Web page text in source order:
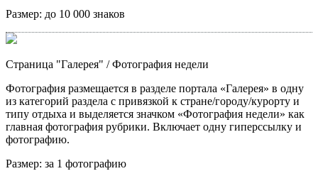
Размер: до 10 000 знаков
Страница "Галерея" / Фотография недели
Фотография размещается в разделе портала «Галерея» в одну
из категорий раздела с привязкой к стране/городу/курорту и
типу отдыха и выделяется значком «Фотография недели» как
главная фотография рубрики. Включает одну гиперссылку и
фотографию.
Размер: за 1 фотографию